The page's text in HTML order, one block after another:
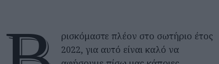
ρισκόμαστε πλέον στο σωτήριο έτος
2022, για αυτό είναι καλό να